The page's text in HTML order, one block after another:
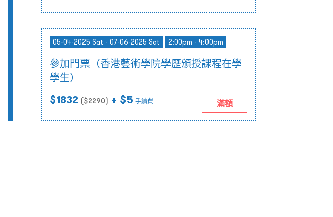
05-04-2025 Sat - 07-06-2025 Sat 2:00pm - 4:00pm
參加門票（香港藝術學院學歷頒授課程在學
學生）
$1832 ($2290) + $5 手續費 滿額